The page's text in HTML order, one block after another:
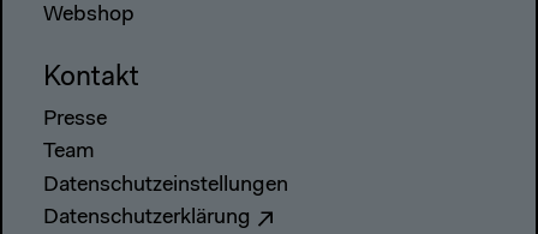
Webshop
Kontakt
Presse
Team
Datenschutzeinstellungen
Datenschutzerklärung